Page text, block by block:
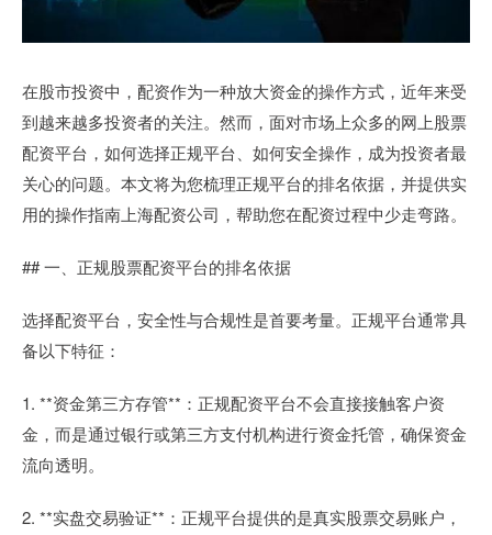
在股市投资中，配资作为一种放大资金的操作方式，近年来受
到越来越多投资者的关注。然而，面对市场上众多的网上股票
配资平台，如何选择正规平台、如何安全操作，成为投资者最
关心的问题。本文将为您梳理正规平台的排名依据，并提供实
用的操作指南上海配资公司，帮助您在配资过程中少走弯路。
## 一、正规股票配资平台的排名依据
选择配资平台，安全性与合规性是首要考量。正规平台通常具
备以下特征：
1. **资金第三方存管**：正规配资平台不会直接接触客户资
金，而是通过银行或第三方支付机构进行资金托管，确保资金
流向透明。
2. **实盘交易验证**：正规平台提供的是真实股票交易账户，